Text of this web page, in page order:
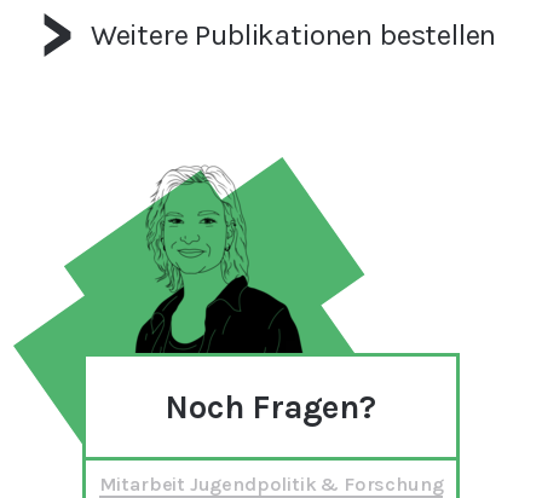
Weitere Publikationen bestellen
Noch Fragen?
Mitarbeit Jugendpolitik & Forschung